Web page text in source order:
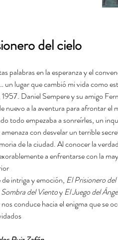
del cielo
palabras en la esperanza y el
un lugar que cambió mi vida como
Daniel Sempere y su amigo
nuevo a la aventura para afrontar el
todo empezaba a sonreírles, un
con desvelar un terrible
de la ciudad. Al conocer la
a enfrentarse con la
intriga y emoción, El Prisionero
del VientoyEl Juego del
conduce hacia el enigma que se